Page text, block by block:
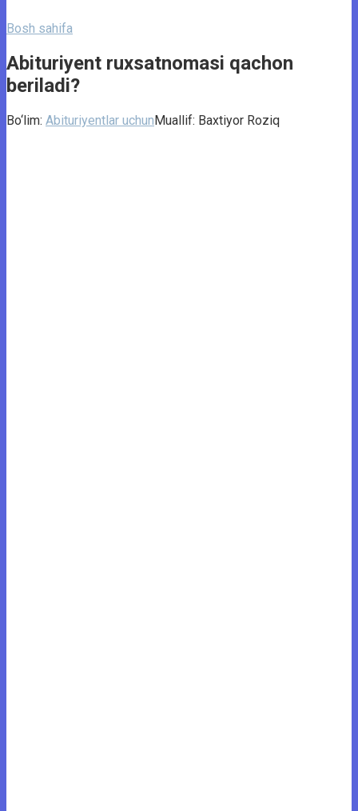
Bosh sahifa
Abituriyent ruxsatnomasi qachon
beriladi?
Bo‘lim: Abituriyentlar uchunMuallif: Baxtiyor Roziq